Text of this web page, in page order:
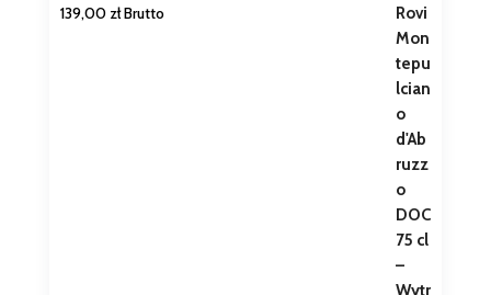
139,00 złBrutto